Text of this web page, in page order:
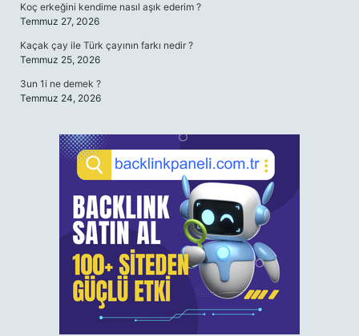
Koç erkeğini kendime nasıl aşık ederim ?
Temmuz 27, 2026
Kaçak çay ile Türk çayının farkı nedir ?
Temmuz 25, 2026
3un 1i ne demek ?
Temmuz 24, 2026